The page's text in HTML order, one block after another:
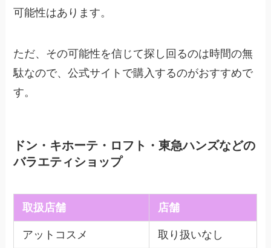
可能性はあります。
ただ、その可能性を信じて探し回るのは時間の無
駄なので、公式サイトで購入するのがおすすめで
す。
ドン・キホーテ・ロフト・東急ハンズなどの
バラエティショップ
取扱店舗 店舗
アットコスメ 取り扱いなし